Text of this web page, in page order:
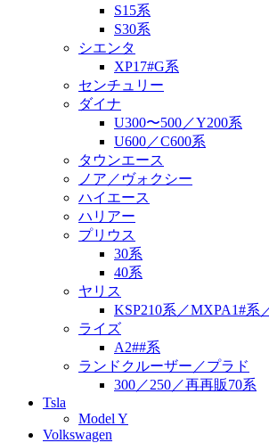
S15系
S30系
シエンタ
XP17#G系
センチュリー
ダイナ
U300〜500／Y200系
U600／C600系
タウンエース
ノア／ヴォクシー
ハイエース
ハリアー
プリウス
30系
40系
ヤリス
KSP210系／MXPA1#系
ライズ
A2##系
ランドクルーザー／プラド
300／250／再再販70系
Tsla
Model Y
Volkswagen